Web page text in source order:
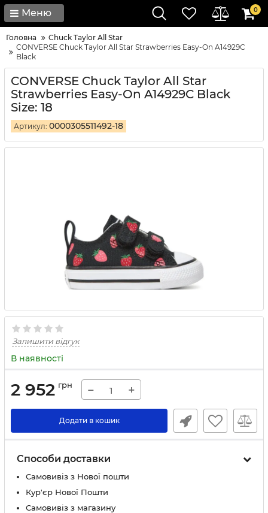
Меню 0
Головна
Chuck Taylor All Star
CONVERSE Chuck Taylor All Star Strawberries Easy-On A14929C
Black
CONVERSE Chuck Taylor All Star
Strawberries Easy-On A14929C Black
Size: 18
Артикул: 0000305511492-18
Залишити відгук
В наявності
2 952 грн − +
Додати в кошик
Способи доставки
Самовивіз з Нової пошти
Кур'єр Нової Пошти
Самовивіз з магазину